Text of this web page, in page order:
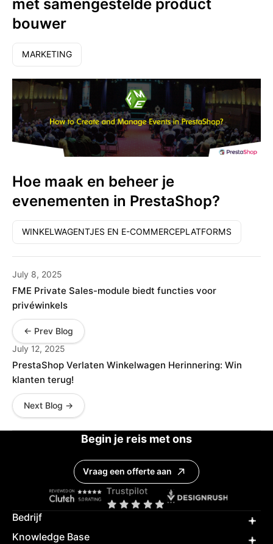
met samengestelde product
bouwer
MARKETING
Hoe maak en beheer je
evenementen in PrestaShop?
WINKELWAGENTJES EN E-COMMERCEPLATFORMS
July 8, 2025
FME Private Sales-module biedt functies voor
privéwinkels
← Prev Blog
July 12, 2025
PrestaShop Verlaten Winkelwagen Herinnering: Win
klanten terug!
Next Blog →
Begin je reis met ons
Vraag een offerte aan
Bedrijf
Knowledge Base